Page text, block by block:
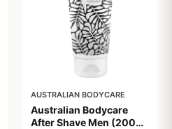
AUSTRALIAN BODYCARE
Australian Bodycare
After Shave Men (200